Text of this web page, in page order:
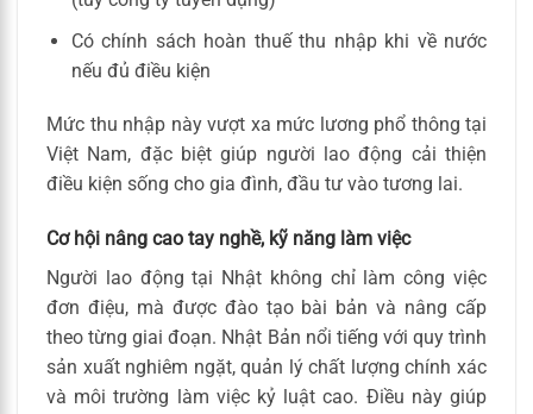
Có chính sách hoàn thuế thu nhập khi về nước
nếu đủ điều kiện
Mức thu nhập này vượt xa mức lương phổ thông tại
Việt Nam, đặc biệt giúp người lao động cải thiện
điều kiện sống cho gia đình, đầu tư vào tương lai.
Cơ hội nâng cao tay nghề, kỹ năng làm việc
Người lao động tại Nhật không chỉ làm công việc
đơn điệu, mà được đào tạo bài bản và nâng cấp
theo từng giai đoạn. Nhật Bản nổi tiếng với quy trình
sản xuất nghiêm ngặt, quản lý chất lượng chính xác
và môi trường làm việc kỷ luật cao. Điều này giúp